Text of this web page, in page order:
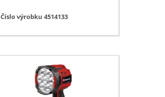
Číslo výrobku 4514133